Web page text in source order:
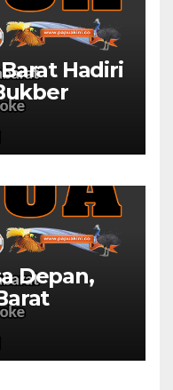
Hadiri
Depan,
2027